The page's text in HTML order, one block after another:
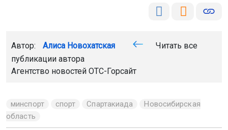
Автор: Алиса Новохатская
Читать все
публикации автора
Агентство новостей ОТС-Горсайт
минспорт спорт Спартакиада
Новосибирская
область